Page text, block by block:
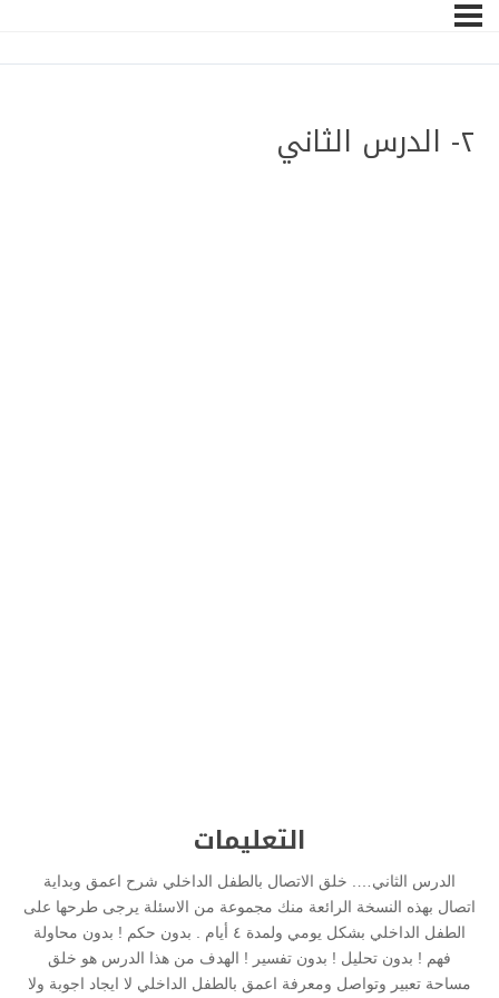
٢- الدرس الثاني
التعليمات
الدرس الثاني…. خلق الاتصال بالطفل الداخلي شرح اعمق وبداية
اتصال بهذه النسخة الرائعة منك مجموعة من الاسئلة يرجى طرحها على
الطفل الداخلي بشكل يومي ولمدة ٤ أيام . بدون حكم ! بدون محاولة
فهم ! بدون تحليل ! بدون تفسير ! الهدف من هذا الدرس هو خلق
مساحة تعبير وتواصل ومعرفة اعمق بالطفل الداخلي لا ايجاد اجوبة ولا